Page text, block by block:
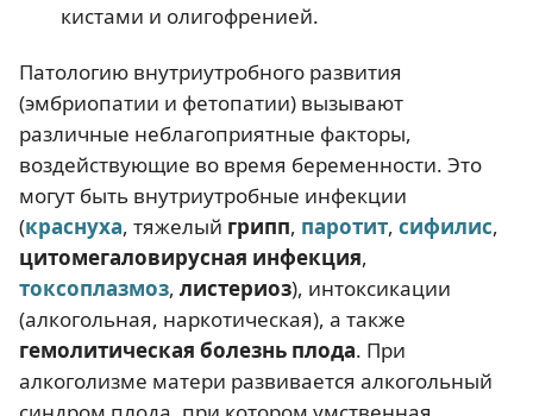
кистами и олигофренией.
Патологию внутриутробного развития
(эмбриопатии и фетопатии) вызывают
различные неблагоприятные факторы,
воздействующие во время беременности. Это
могут быть внутриутробные инфекции
(краснуха, тяжелый грипп, паротит, сифилис,
цитомегаловирусная инфекция,
токсоплазмоз, листериоз), интоксикации
(алкогольная, наркотическая), а также
гемолитическая болезнь плода. При
алкоголизме матери развивается алкогольный